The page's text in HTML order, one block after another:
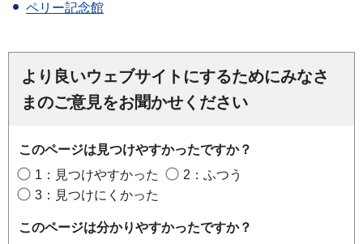
ペリー記念館
より良いウェブサイトにするためにみなさ
まのご意見をお聞かせください
このページは見つけやすかったですか？
1：見つけやすかった
2：ふつう
3：見つけにくかった
このページは分かりやすかったですか？